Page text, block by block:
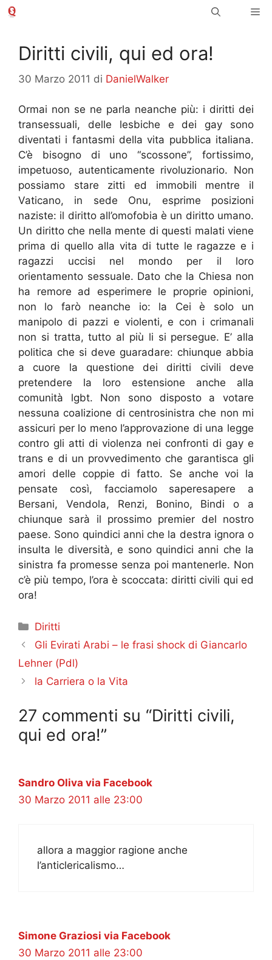
Vai
Diritti civili, qui ed ora!
30 Marzo 2011 di DanielWalker
Ormai non se ne parla neanche più: i diritti dei
transessuali, delle lesbiche e dei gay sono
diventati i fantasmi della vita pubblica italiana.
C’è bisogno di uno “scossone”, fortissimo,
impetuoso, autenticamente rivoluzionario. Non
possiamo stare zitti ed immobili mentre il
Vaticano, in sede Onu, esprime posizioni
naziste: il diritto all’omofobia è un diritto umano.
Un diritto che nella mente di questi malati viene
prima di quello alla vita di tutte le ragazze e i
ragazzi uccisi nel mondo per il loro
orientamento sessuale. Dato che la Chiesa non
ha remore ad esperimere le proprie opinioni,
non lo farò neanche io: la Cei è solo un
manipolo di pazzi e violenti, e con i crimanali
non si tratta, tutto al più li si persegue. E’ alla
politica che si deve guaradare: chiunque abbia
a cuore la questione dei diritti civili deve
pretendere la loro estensione anche alla
comunità lgbt. Non sono disposto a votare
nessuna coalizione di centrosinistra che non mi
assicuri per lo meno l’approvazione di una legge
contro gli atti di violenza nei confronti di gay e
trans e di un provvedimento che garantisca gli
amori delle coppie di fatto. Se anche voi la
pensate così, facciamolo saperesapere a
Bersani, Vendola, Renzi, Bonino, Bindi o a
chiunque sarà il prossimo premier del nostro
paese. Sono quindici anni che la destra ignora o
insulta le diversità, e sono quindici anni che la
sinistra fa promesse senza poi mantenerle. Non
c’è più tempo, l’ora è scoccata: diritti civili qui ed
ora!
Categorie
Diritti
Gli Evirati Arabi – le frasi shock di Giancarlo
Lehner (Pdl)
la Carriera o la Vita
27 commenti su “Diritti civili,
qui ed ora!”
Sandro Oliva via Facebook
30 Marzo 2011 alle 23:00
allora a maggior ragione anche
l’anticlericalismo…
Simone Graziosi via Facebook
30 Marzo 2011 alle 23:00